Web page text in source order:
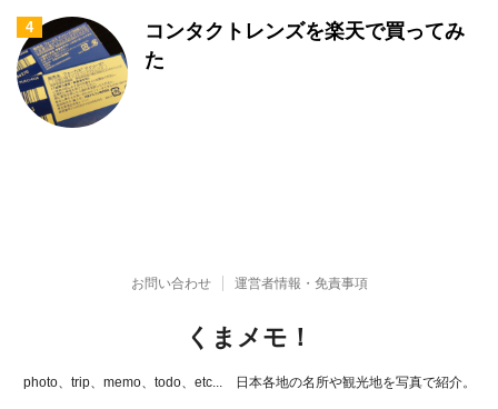
4
コンタクトレンズを楽天で買ってみ
た
お問い合わせ 運営者情報・免責事項
くまメモ！
photo、trip、memo、todo、etc... 日本各地の名所や観光地を写真で紹介。